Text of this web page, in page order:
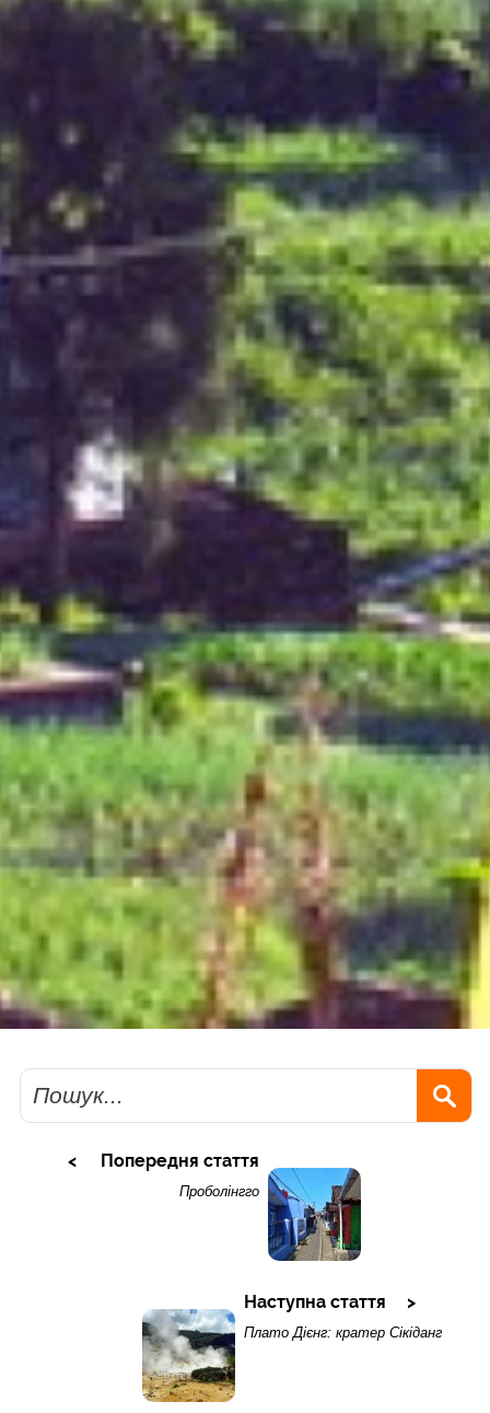
Пошук
Попередня стаття
Проболінгго
Наступна стаття
Плато Дієнг: кратер Сікіданг